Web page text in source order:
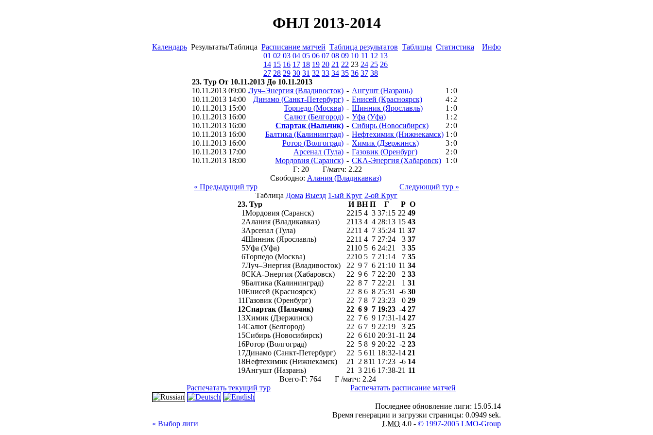
ФНЛ 2013-2014
Календарь Результаты/Таблица Расписание матчей Таблица результатов Таблицы Статистика
Инфо
01 02 03 04 05 06 07 08 09 10 11 12 13
14 15 16 17 18 19 20 21 22 23 24 25 26
27 28 29 30 31 32 33 34 35 36 37 38
23. Тур От 10.11.2013 До 10.11.2013
10.11.2013 09:00 Луч–Энергия (Владивосток) - Ангушт (Назрань) 1 :0
10.11.2013 14:00
Динамо (Санкт-Петербург) - Енисей (Красноярск) 4: 2
10.11.2013 15:00
Торпедо (Москва) - Шинник (Ярославль) 1 :0
10.11.2013 16:00
Салют (Белгород) - Уфа (Уфа) 1 : 2
10.11.2013 16:00
Спартак (Нальчик) - Сибирь (Новосибирск) 2 :0
10.11.2013 16:00
Балтика (Калининград) - Нефтехимик (Нижнекамск) 1 :0
10.11.2013 16:00
Ротор (Волгоград) - Химик (Дзержинск) 3:0
10.11.2013 17:00
Арсенал (Тула) - Газовик (Оренбург) 2 :0
10.11.2013 18:00
Мордовия (Саранск) - СКА-Энергия (Хабаровск) 1 :0
Г: 20 Г/матч: 2.22
Свободно: Алания (Владикавказ)
« Предыдущий тур
Следующий тур »
Таблица Дома Выезд 1-ый Круг 2-ой Круг
23. Тур
И ВН П Г Р О
1Мордовия (Саранск) 2215 4 3 37:15 22 49
2Алания (Владикавказ) 21 13 4 4 28:13 15 43
3Арсенал (Тула) 2211 4 7 35:24 11 37
4Шинник (Ярославль) 2211 4 7 27:24 3 37
5Уфа (Уфа) 21 10 5 6 24:21 3 35
6Торпедо (Москва) 2210 5 7 21 :14 7 35
7Луч–Энергия (Владивосток) 22 9 7 6 21 :10 11 34
8СКА-Энергия (Хабаровск) 22 9 6 7 22:20 2 33
9Балтика (Калининград) 22 8 7 7 22:21 1 31
10Енисей (Красноярск) 22 8 6 8 25:31 -6 30
11Газовик (Оренбург) 22 7 8 7 23:23 0 29
12Спартак (Нальчик) 22 6 9 7 19:23 -4 27
13Химик (Дзержинск) 22 7 6 9 17:31-14 27
14Салют (Белгород) 22 6 7 9 22:19 3 25
15Сибирь (Новосибирск) 22 6 610 20:31 -11 24
16Ротор (Волгоград) 22 5 8 9 20:22 -2 23
17Динамо (Санкт-Петербург) 22 5 611 18:32-14 21
18Нефтехимик (Нижнекамск) 21 2 811 17:23 -6 14
19Ангушт (Назрань) 21 3 216 17:38-21 11
Всего-Г: 764 Г /матч: 2.24
Распечатать текущий тур
Распечатать расписание матчей
« Выбор лиги
Последнее обновление лиги: 15.05.14
Время генерации и загрузки страницы: 0.0949 sek.
LMO 4.0 - © 1997-2005 LMO-Group